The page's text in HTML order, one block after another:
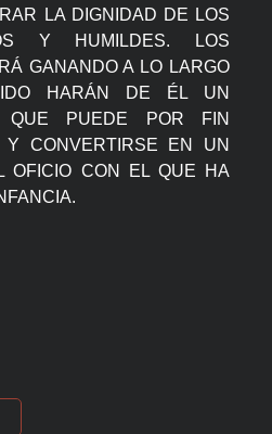
LA DIGNIDAD DE LOS
Y HUMILDES. LOS
GANANDO A LO LARGO
HARÁN DE ÉL UN
QUE PUEDE POR FIN
Y CONVERTIRSE EN UN
OFICIO CON EL QUE HA